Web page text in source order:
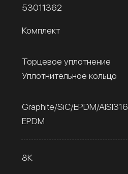
53011362
Комплект
Торцевое уплотнение
Уплотнительное кольцо
Graphite/SiC/EPDM/AISI316
EPDM
8К